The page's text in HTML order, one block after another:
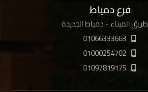
فرع دمياط
طريق الميناء - دمياط الجديدة
01066333663
01000254702
01097819175